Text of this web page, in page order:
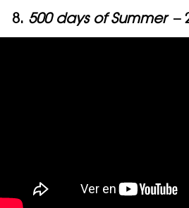
8. 500 days of Summer–